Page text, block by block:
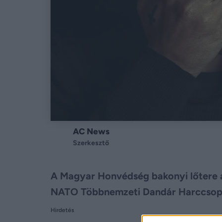
AC News
Szerkesztő
A Magyar Honvédség bakonyi
NATO Többnemzeti Dandár
Hirdetés